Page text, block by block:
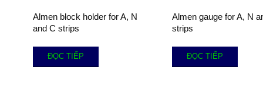
Almen block holder for A, N
and C strips
ĐỌC TIẾP
Almen gauge for A, N
strips
ĐỌC TIẾP